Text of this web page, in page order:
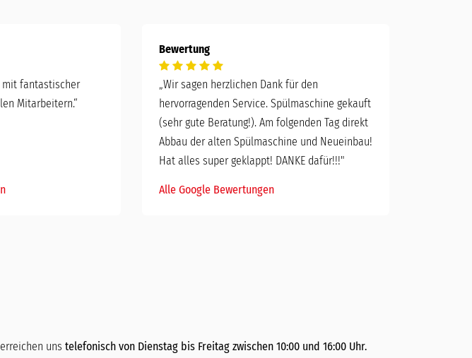
mit fantastischer
Mitarbeitern.“
Bewertung
„Wir sagen herzlichen Dank für den
hervorragenden Service. Spülmaschine gekauft
(sehr gute Beratung!). Am folgenden Tag direkt
Abbau der alten Spülmaschine und Neueinbau!
Hat alles super geklappt! DANKE dafür!!!"
Alle Google Bewertungen
uns telefonisch von Dienstag bis Freitag zwischen 10:00 und 16:00 Uhr.